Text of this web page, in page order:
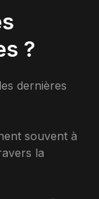
?
dernières
souvent à
la